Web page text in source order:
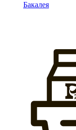
Бакалея